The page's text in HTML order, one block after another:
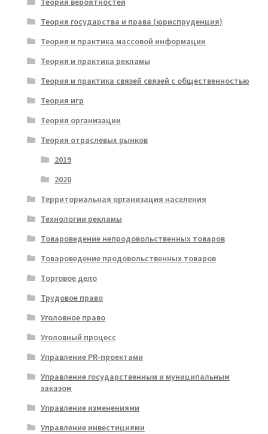
Теория государства и права (юриспруденция)
Теория и практика массовой информации
Теория и практика рекламы
Теория и практика связей связей с общественностью
Теория игр
Теория организации
Теория отраслевых рынков
2019
2020
Территориальная организация населения
Технологии рекламы
Товароведение непродовольственных товаров
Товароведение продовольственных товаров
Торговое дело
Трудовое право
Уголовное право
Уголовный процесс
Управление PR-проектами
Управление государственным и муниципальным
заказом
Управление изменениями
Управление инвестициями